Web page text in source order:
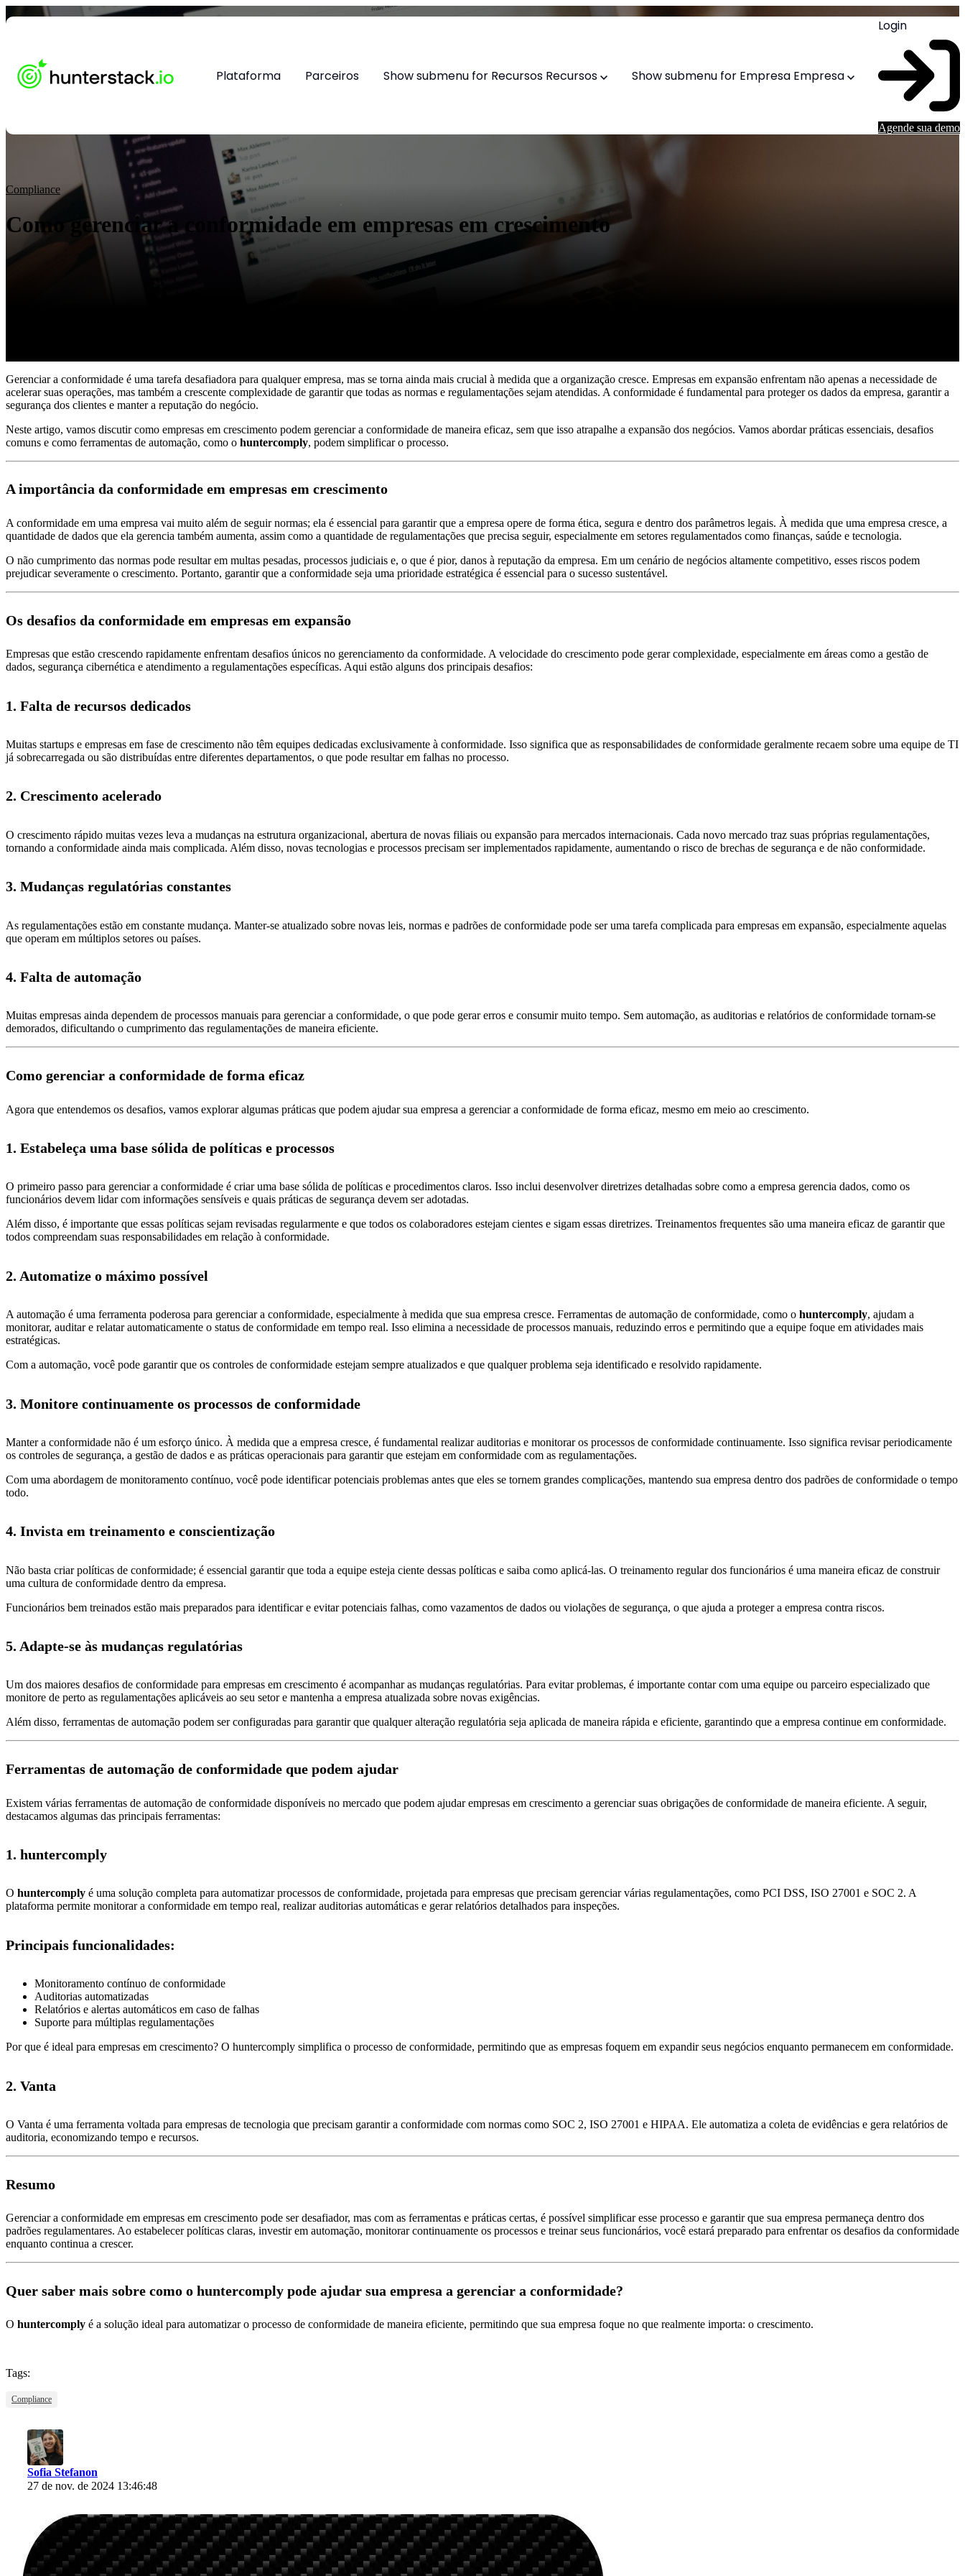
Plataforma Parceiros Show submenu for Recursos Recursos Show submenu for Empresa Empresa
Login
Agende sua demo
Compliance
Como gerenciar a conformidade em empresas em crescimento
Gerenciar a conformidade é uma tarefa desafiadora para qualquer empresa, mas se torna ainda mais crucial à medida que a organização cresce. Empresas em expansão enfrentam não apenas a necessidade de
acelerar suas operações, mas também a crescente complexidade de garantir que todas as normas e regulamentações sejam atendidas. A conformidade é fundamental para proteger os dados da empresa, garantir a
segurança dos clientes e manter a reputação do negócio.
Neste artigo, vamos discutir como empresas em crescimento podem gerenciar a conformidade de maneira eficaz, sem que isso atrapalhe a expansão dos negócios. Vamos abordar práticas essenciais, desafios
comuns e como ferramentas de automação, como o huntercomply, podem simplificar o processo.
A importância da conformidade em empresas em crescimento
A conformidade em uma empresa vai muito além de seguir normas; ela é essencial para garantir que a empresa opere de forma ética, segura e dentro dos parâmetros legais. À medida que uma empresa cresce, a
quantidade de dados que ela gerencia também aumenta, assim como a quantidade de regulamentações que precisa seguir, especialmente em setores regulamentados como finanças, saúde e tecnologia.
O não cumprimento das normas pode resultar em multas pesadas, processos judiciais e, o que é pior, danos à reputação da empresa. Em um cenário de negócios altamente competitivo, esses riscos podem
prejudicar severamente o crescimento. Portanto, garantir que a conformidade seja uma prioridade estratégica é essencial para o sucesso sustentável.
Os desafios da conformidade em empresas em expansão
Empresas que estão crescendo rapidamente enfrentam desafios únicos no gerenciamento da conformidade. A velocidade do crescimento pode gerar complexidade, especialmente em áreas como a gestão de
dados, segurança cibernética e atendimento a regulamentações específicas. Aqui estão alguns dos principais desafios:
1. Falta de recursos dedicados
Muitas startups e empresas em fase de crescimento não têm equipes dedicadas exclusivamente à conformidade. Isso significa que as responsabilidades de conformidade geralmente recaem sobre uma equipe de TI
já sobrecarregada ou são distribuídas entre diferentes departamentos, o que pode resultar em falhas no processo.
2. Crescimento acelerado
O crescimento rápido muitas vezes leva a mudanças na estrutura organizacional, abertura de novas filiais ou expansão para mercados internacionais. Cada novo mercado traz suas próprias regulamentações,
tornando a conformidade ainda mais complicada. Além disso, novas tecnologias e processos precisam ser implementados rapidamente, aumentando o risco de brechas de segurança e de não conformidade.
3. Mudanças regulatórias constantes
As regulamentações estão em constante mudança. Manter-se atualizado sobre novas leis, normas e padrões de conformidade pode ser uma tarefa complicada para empresas em expansão, especialmente aquelas
que operam em múltiplos setores ou países.
4. Falta de automação
Muitas empresas ainda dependem de processos manuais para gerenciar a conformidade, o que pode gerar erros e consumir muito tempo. Sem automação, as auditorias e relatórios de conformidade tornam-se
demorados, dificultando o cumprimento das regulamentações de maneira eficiente.
Como gerenciar a conformidade de forma eficaz
Agora que entendemos os desafios, vamos explorar algumas práticas que podem ajudar sua empresa a gerenciar a conformidade de forma eficaz, mesmo em meio ao crescimento.
1. Estabeleça uma base sólida de políticas e processos
O primeiro passo para gerenciar a conformidade é criar uma base sólida de políticas e procedimentos claros. Isso inclui desenvolver diretrizes detalhadas sobre como a empresa gerencia dados, como os
funcionários devem lidar com informações sensíveis e quais práticas de segurança devem ser adotadas.
Além disso, é importante que essas políticas sejam revisadas regularmente e que todos os colaboradores estejam cientes e sigam essas diretrizes. Treinamentos frequentes são uma maneira eficaz de garantir que
todos compreendam suas responsabilidades em relação à conformidade.
2. Automatize o máximo possível
A automação é uma ferramenta poderosa para gerenciar a conformidade, especialmente à medida que sua empresa cresce. Ferramentas de automação de conformidade, como o huntercomply, ajudam a
monitorar, auditar e relatar automaticamente o status de conformidade em tempo real. Isso elimina a necessidade de processos manuais, reduzindo erros e permitindo que a equipe foque em atividades mais
estratégicas.
Com a automação, você pode garantir que os controles de conformidade estejam sempre atualizados e que qualquer problema seja identificado e resolvido rapidamente.
3. Monitore continuamente os processos de conformidade
Manter a conformidade não é um esforço único. À medida que a empresa cresce, é fundamental realizar auditorias e monitorar os processos de conformidade continuamente. Isso significa revisar periodicamente
os controles de segurança, a gestão de dados e as práticas operacionais para garantir que estejam em conformidade com as regulamentações.
Com uma abordagem de monitoramento contínuo, você pode identificar potenciais problemas antes que eles se tornem grandes complicações, mantendo sua empresa dentro dos padrões de conformidade o tempo
todo.
4. Invista em treinamento e conscientização
Não basta criar políticas de conformidade; é essencial garantir que toda a equipe esteja ciente dessas políticas e saiba como aplicá-las. O treinamento regular dos funcionários é uma maneira eficaz de construir
uma cultura de conformidade dentro da empresa.
Funcionários bem treinados estão mais preparados para identificar e evitar potenciais falhas, como vazamentos de dados ou violações de segurança, o que ajuda a proteger a empresa contra riscos.
5. Adapte-se às mudanças regulatórias
Um dos maiores desafios de conformidade para empresas em crescimento é acompanhar as mudanças regulatórias. Para evitar problemas, é importante contar com uma equipe ou parceiro especializado que
monitore de perto as regulamentações aplicáveis ao seu setor e mantenha a empresa atualizada sobre novas exigências.
Além disso, ferramentas de automação podem ser configuradas para garantir que qualquer alteração regulatória seja aplicada de maneira rápida e eficiente, garantindo que a empresa continue em conformidade.
Ferramentas de automação de conformidade que podem ajudar
Existem várias ferramentas de automação de conformidade disponíveis no mercado que podem ajudar empresas em crescimento a gerenciar suas obrigações de conformidade de maneira eficiente. A seguir,
destacamos algumas das principais ferramentas:
1. huntercomply
O huntercomply é uma solução completa para automatizar processos de conformidade, projetada para empresas que precisam gerenciar várias regulamentações, como PCI DSS, ISO 27001 e SOC 2. A
plataforma permite monitorar a conformidade em tempo real, realizar auditorias automáticas e gerar relatórios detalhados para inspeções.
Principais funcionalidades:
Monitoramento contínuo de conformidade
Auditorias automatizadas
Relatórios e alertas automáticos em caso de falhas
Suporte para múltiplas regulamentações
Por que é ideal para empresas em crescimento? O huntercomply simplifica o processo de conformidade, permitindo que as empresas foquem em expandir seus negócios enquanto permanecem em conformidade.
2. Vanta
O Vanta é uma ferramenta voltada para empresas de tecnologia que precisam garantir a conformidade com normas como SOC 2, ISO 27001 e HIPAA. Ele automatiza a coleta de evidências e gera relatórios de
auditoria, economizando tempo e recursos.
Resumo
Gerenciar a conformidade em empresas em crescimento pode ser desafiador, mas com as ferramentas e práticas certas, é possível simplificar esse processo e garantir que sua empresa permaneça dentro dos
padrões regulamentares. Ao estabelecer políticas claras, investir em automação, monitorar continuamente os processos e treinar seus funcionários, você estará preparado para enfrentar os desafios da conformidade
enquanto continua a crescer.
Quer saber mais sobre como o huntercomply pode ajudar sua empresa a gerenciar a conformidade?
O huntercomply é a solução ideal para automatizar o processo de conformidade de maneira eficiente, permitindo que sua empresa foque no que realmente importa: o crescimento.
Tags:
Compliance
Sofia Stefanon
27 de nov. de 2024 13:46:48